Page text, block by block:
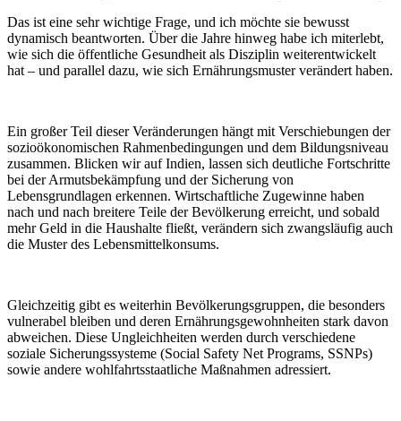
Das ist eine sehr wichtige Frage, und ich möchte sie bewusst
dynamisch beantworten. Über die Jahre hinweg habe ich miterlebt,
wie sich die öffentliche Gesundheit als Disziplin weiterentwickelt
hat – und parallel dazu, wie sich Ernährungsmuster verändert haben.
Ein großer Teil dieser Veränderungen hängt mit Verschiebungen der
sozioökonomischen Rahmenbedingungen und dem Bildungsniveau
zusammen. Blicken wir auf Indien, lassen sich deutliche Fortschritte
bei der Armutsbekämpfung und der Sicherung von
Lebensgrundlagen erkennen. Wirtschaftliche Zugewinne haben
nach und nach breitere Teile der Bevölkerung erreicht, und sobald
mehr Geld in die Haushalte fließt, verändern sich zwangsläufig auch
die Muster des Lebensmittelkonsums.
Gleichzeitig gibt es weiterhin Bevölkerungsgruppen, die besonders
vulnerabel bleiben und deren Ernährungsgewohnheiten stark davon
abweichen. Diese Ungleichheiten werden durch verschiedene
soziale Sicherungssysteme (Social Safety Net Programs, SSNPs)
sowie andere wohlfahrtsstaatliche Maßnahmen adressiert.